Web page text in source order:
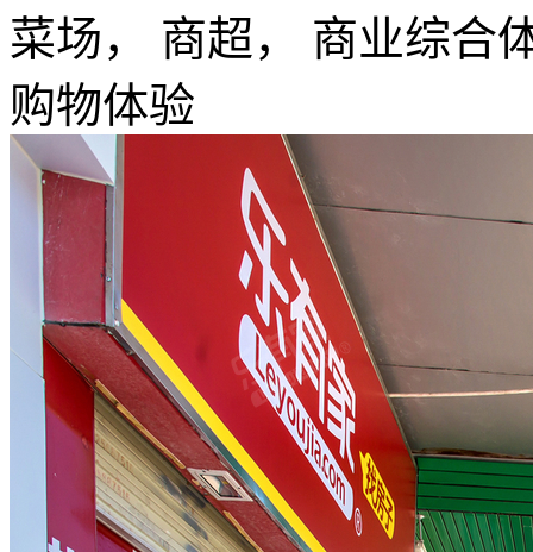
菜场， 商超， 商业综合
购物体验